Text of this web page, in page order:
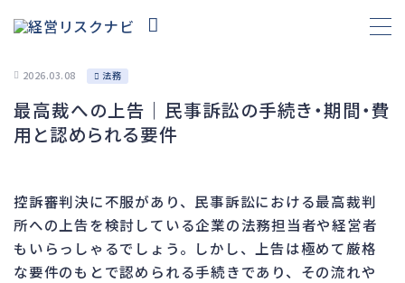
財務 657
資金繰り 192
資産売却 189
法務
差押・強制執行 225
2026.03.08 法務
最高裁への上告｜民事訴訟の手続き・期間・費
用と認められる要件
控訴審判決に不服があり、民事訴訟における最高裁判
所への上告を検討している企業の法務担当者や経営者
もいらっしゃるでしょう。しかし、上告は極めて厳格
な要件のもとで認められる手続きであり、その流れや